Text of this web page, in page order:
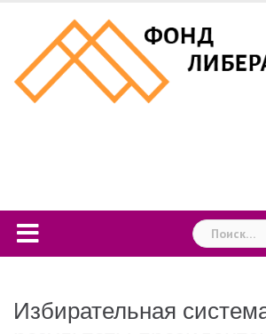
content
Найти:
Избирательная